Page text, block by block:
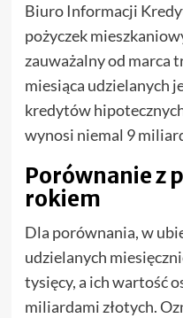
Biuro Informacji
pożyczek
zauważalny od marca
miesiąca udzielanych
kredytów
wynosi niemal 9
Porównanie z
rokiem
Dla porównania, w
udzielanych
tysięcy, a ich wartość
miliardami złotych.